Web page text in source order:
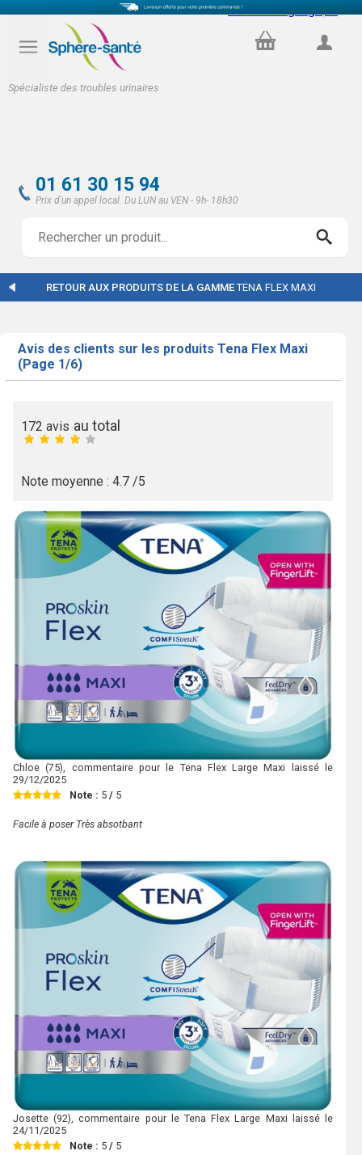
Spécialiste des troubles urinaires
Select Language
PANIER
01 61 30 15 94
Prix d'un appel local. Du LUN au VEN - 9h- 18h30
RETOUR AUX PRODUITS DE LA GAMMETENA FLEX MAXI
Avis des clients sur les produits Tena Flex Maxi
(Page 1/6)
172 avis au total
Note moyenne : 4.7 /5
Chloe (75), commentaire pour le Tena Flex Large Maxi laissé le
29/12/2025
Note : 5 / 5
Facile à poser Très absotbant
Josette (92), commentaire pour le Tena Flex Large Maxi laissé le
24/11/2025
Note : 5 / 5